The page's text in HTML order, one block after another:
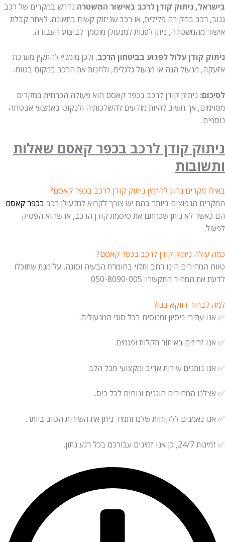
בישראל, ניתוק קודן לרכב באישור המשטרה נדרש במקרים של רכב
גנוב, רכב בחקירה פלילית, או רכב שניזוק קשות בתאונה. לאחר קבלת
אישור מהמשטרה, ניתן לפנות למנעולן מוסמך לביצוע העבודה.
ניתוק קודן עלול לפגוע בביטחון הרכב, ולכן מומלץ להתקין מערכת
אזעקה, מנעול הגה או מנעול גלגלים, ולחנות את הרכב במקום בטוח.
לסיכום: ניתוק קודן לרכב בכפר קאסם הוא פעולה הכרחית במקרים
מסוימים, אך חשוב להיות מודעים להשלכותיה ולנקוט באמצעי אבטחה
נוספים.
ניתוק קודן לרכב בכפר קאסם שאלות
ותשובות
באילו מקרים נהוג להזמין ניתוק קודן לרכב בכפר קאסם?
המקרים הנפוצים ביותר בהם יש צורך לקרוא למנעולן רכב בכפר קאסם
הם כאשר לא ניתן שכחתם את סיסמת קודן הרכב, או שהוא הפסיק
לפעול.
כמה עולה ניתוק קודן לרכב בכפר קאסם?
טווח המחירים הינו רחב ותלוי בחומרת הבעיה וסוגה, על מנת שתוכלו
לדעת את המחיר התקשרו: 050-8090-005
למה לבחור דווקא בנו?
✅ אנו עתירי ניסיון ומנוסים בכל סוגי המנעולים.
✅ אנו זריזים באיתור תקלות ופגמים.
✅ אנו נותנים שירות אדיב ומקצועי מכל הלב.
✅ אצלנו המחירים הוגנים ונוחים לכל כיס.
✅ אנו נאמנים ללקוחות שלנו ותמיד ניתן את השירות הטוב ביותר.
✅ זמינות 24/7, כן אנו זמינים עבורכם בכל רגע נתון.